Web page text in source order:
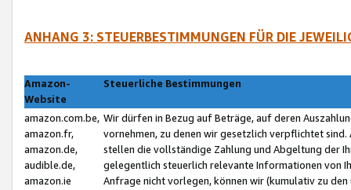
ANHANG 3: STEUERBESTIMMUNGEN FÜR DIE
Amazon-
Website
Steuerliche Bestimmungen
amazon.com.be,
amazon.fr,
amazon.de,
audible.de,
amazon.ie
Wir dürfen in Bezug auf Beträge, auf deren
vornehmen, zu denen wir gesetzlich verpflichtet
stellen die vollständige Zahlung und Abgeltung der
gelegentlich steuerlich relevante Informationen von
Anfrage nicht vorlegen, können wir (kumulativ zu